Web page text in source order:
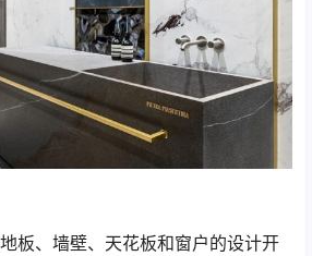
板、墙壁、天花板和窗户的设计开